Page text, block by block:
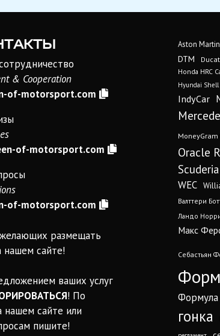
& Cooperation
of-motorsport.com
of-motorsport.com
of-motorsport.com
желающих размещать
нашем сайте!
ваших услуг
! По
нашем сайте или
пишите!
Aston
DTM
Honda HRC
Hyundai Shell
IndyCar
MoneyGram
Oracle
WEC
Валттери
Ландо
Макс
Себастьян
гонка